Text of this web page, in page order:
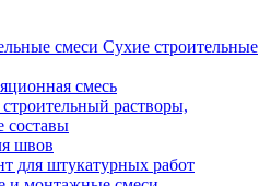
Сухие строительные
смесь
растворы,
составы
швов
для штукатурных работ